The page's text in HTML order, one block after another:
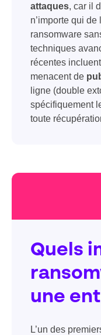
attaques, car il
n’importe qui
ransomware
techniques
récentes
menacent de
ligne (double
spécifiquement
toute
Quels
une
L’un des